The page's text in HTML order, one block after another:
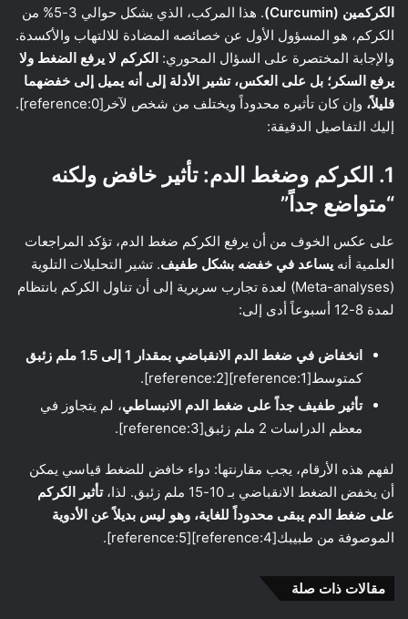
الكركمين (Curcumin)
. هذا المركب، الذي يشكل حوالي 3-5% من
الكركم، هو المسؤول الأول عن خصائصه المضادة للالتهاب والأكسدة.
والإجابة المختصرة على السؤال المحوري: الكركم لا يرفع الضغط ولا
يرفع السكر؛ بل على العكس، تشير الأدلة إلى أنه يميل إلى خفضهما
قليلاً،
وإن كان تأثيره محدوداً ويختلف من شخص لآخر[reference:0].
إليك التفاصيل الدقيقة:
1. الكركم وضغط الدم: تأثير خافض ولكنه
“متواضع جداً”
على عكس الخوف من أن يرفع الكركم ضغط الدم، تؤكد المراجعات
العلمية أنه يساعد في خفضه بشكل طفيف. تشير التحليلات التلوية
(Meta-analyses) لعدة تجارب سريرية إلى أن تناول الكركم بانتظام
لمدة 8-12 أسبوعاً أدى إلى:
انخفاض في ضغط الدم الانقباضي بمقدار 1 إلى 1.5 ملم زئبق
كمتوسط[reference:1][reference:2].
تأثير طفيف جداً على ضغط الدم الانبساطي، لم يتجاوز في
معظم الدراسات 2 ملم زئبق[reference:3].
لفهم هذه الأرقام، يجب مقارنتها: دواء خافض للضغط قياسي يمكن
أن يخفض الضغط الانقباضي بـ 10-15 ملم زئبق. لذا،
تأثير الكركم
على ضغط الدم يبقى محدوداً للغاية، وهو ليس بديلاً عن الأدوية
الموصوفة من طبيبك[reference:4][reference:5].
مقالات ذات صلة